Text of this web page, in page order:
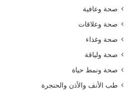
صحة وعافية
صحة وعلاقات
صحة وغذاء
صحة ولياقة
صحة ونمط حياة
طب الأنف والأذن والحنجرة